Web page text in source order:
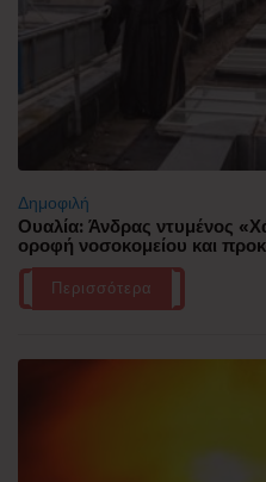
Δημοφιλή
Ουαλία: Άνδρας ντυμένος
οροφή νοσοκομείου και
Περισσότερα